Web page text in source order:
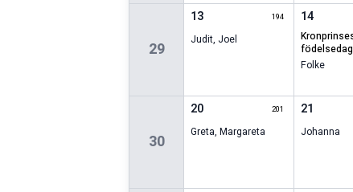
29
13 194
Judit, Joel
14
kronprinsessans
födelsedag
Folke
30
20 201
Greta,Margareta
21
Johanna